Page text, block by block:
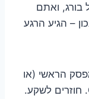
ואתם
– הגיע הרגע
הראשי (או
המפסק הספציפי שכיביתם) למצב ON. חוזרים לשקע.